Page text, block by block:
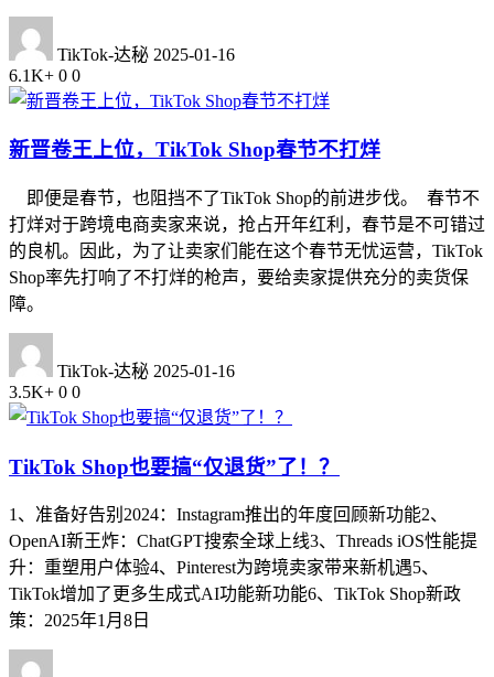
TikTok-达秘 2025-01-16
6.1K+ 0 0
新晋卷王上位，TikTok Shop春节不打烊
即便是春节，也阻挡不了TikTok Shop的前进步伐。 春节不
打烊对于跨境电商卖家来说，抢占开年红利，春节是不可错过
的良机。因此，为了让卖家们能在这个春节无忧运营，TikTok
Shop率先打响了不打烊的枪声，要给卖家提供充分的卖货保
障。
TikTok-达秘 2025-01-16
3.5K+ 0 0
TikTok Shop也要搞“仅退货”了！？
1、准备好告别2024：Instagram推出的年度回顾新功能2、
OpenAI新王炸：ChatGPT搜索全球上线3、Threads iOS性能提
升：重塑用户体验4、Pinterest为跨境卖家带来新机遇5、
TikTok增加了更多生成式AI功能新功能6、TikTok Shop新政
策：2025年1月8日